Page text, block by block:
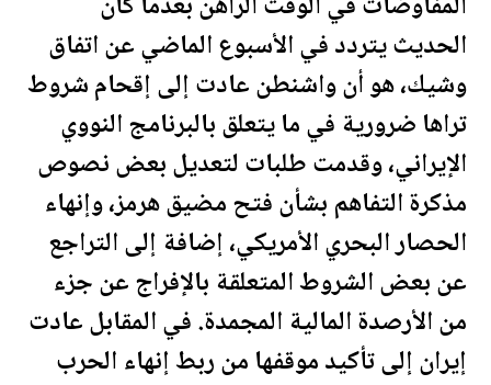
الحديث يتردد في الأسبوع الماضي عن اتفاق
وشيك، هو أن واشنطن عادت إلى إقحام شروط
تراها ضرورية في ما يتعلق بالبرنامج النووي
الإيراني، وقدمت طلبات لتعديل بعض نصوص
مذكرة التفاهم بشأن فتح مضيق هرمز، وإنهاء
الحصار البحري الأمريكي، إضافة إلى التراجع
عن بعض الشروط المتعلقة بالإفراج عن جزء
من الأرصدةالمالية المجمدة. في المقابل عادت
إيران إلى تأكيد موقفها من ربط إنهاء الحرب